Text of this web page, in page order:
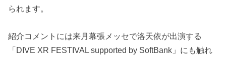
られます。
紹介コメントには来月幕張メッセで洛天依が出演する
「DIVE XR FESTIVAL supported by SoftBank」にも触れ